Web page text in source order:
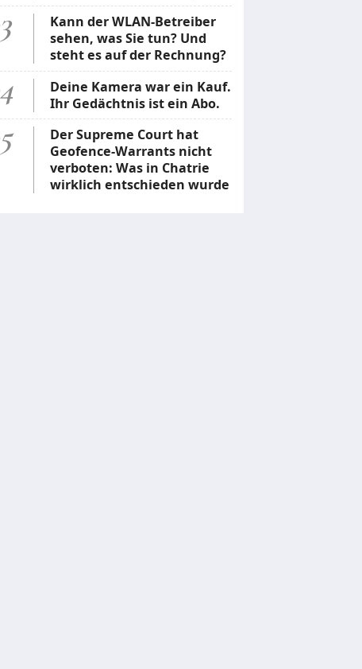
Kann der WLAN-Betreiber
sehen, was Sie tun? Und
steht es auf der Rechnung?
Deine Kamera war ein Kauf.
Ihr Gedächtnis ist ein Abo.
Der Supreme Court hat
Geofence-Warrants nicht
verboten: Was in Chatrie
wirklich entschieden wurde